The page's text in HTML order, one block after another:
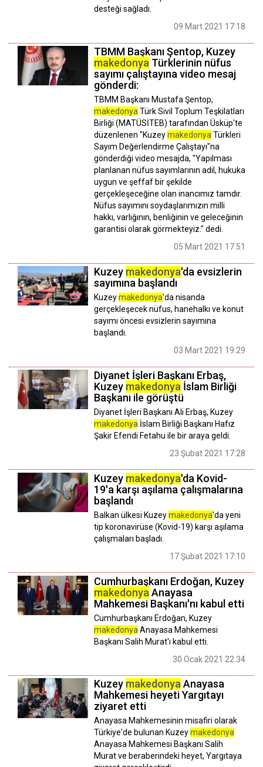
desteği sağladı.
09 Mart 2021 17:18
TBMM Başkanı Şentop, Kuzey
makedonya Türklerinin nüfus
sayımı çalıştayına video mesaj
gönderdi:
TBMM Başkanı Mustafa Şentop,
makedonya Türk Sivil Toplum Teşkilatları
Birliği (MATÜSİTEB) tarafından Üsküp'te
düzenlenen "Kuzeymakedonya Türkleri
Sayım Değerlendirme Çalıştayı"na
gönderdiği video mesajda, "Yapılması
planlanan nüfus sayımlarının adil, hukuka
uygun ve şeffaf bir şekilde
gerçekleşeceğine olan inancımız tamdır.
Nüfus sayımını soydaşlarımızın milli
hakkı, varlığının, benliğinin ve geleceğinin
garantisi olarak görmekteyiz." dedi.
05 Mart 2021 17:51
Kuzey makedonya'da evsizlerin
sayımına başlandı
Kuzeymakedonya'da nisanda
gerçekleşecek nüfus, hanehalkı ve konut
sayımı öncesi evsizlerin sayımına
başlandı.
03 Mart 2021 19:29
Diyanet İşleri Başkanı Erbaş,
Kuzey makedonya İslam Birliği
Başkanı ile görüştü
Diyanet İşleri Başkanı Ali Erbaş, Kuzey
makedonya İslam Birliği Başkanı Hafız
Şakir Efendi Fetahu ile bir araya geldi.
23 Şubat 2021 17:28
Kuzey makedonya'da Kovid-
19'a karşı aşılama çalışmalarına
başlandı
Balkan ülkesi Kuzeymakedonya'da yeni
tip koronavirüse (Kovid-19) karşı aşılama
çalışmaları başladı.
17 Şubat 2021 17:10
Cumhurbaşkanı Erdoğan, Kuzey
makedonya Anayasa
Mahkemesi Başkanı'nı kabul etti
Cumhurbaşkanı Erdoğan, Kuzey
makedonya Anayasa Mahkemesi
Başkanı Salih Murat'ı kabul etti.
30 Ocak 2021 22:34
Kuzey makedonyaAnayasa
Mahkemesi heyeti Yargıtayı
ziyaret etti
Anayasa Mahkemesinin misafiri olarak
Türkiye'de bulunan Kuzeymakedonya
Anayasa Mahkemesi Başkanı Salih
Murat ve beraberindeki heyet, Yargıtaya